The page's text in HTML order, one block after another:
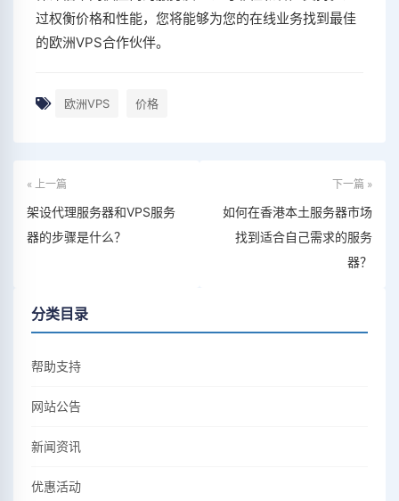
过权衡价格和性能，您将能够为您的在线业务找到最佳
的欧洲VPS合作伙伴。
欧洲VPS 价格
« 上一篇
架设代理服务器和VPS服务
器的步骤是什么？
下一篇 »
如何在香港本土服务器市场
找到适合自己需求的服务
器？
分类目录
帮助支持
网站公告
新闻资讯
优惠活动